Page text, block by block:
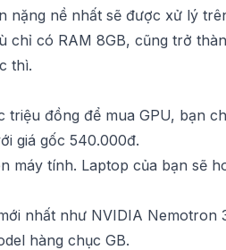
nề nhất sẽ được xử lý
chỉ có RAM 8GB, cũng trở
thì.
triệu đồng để mua GPU, bạn
giá gốc 540.000đ.
máy tính. Laptop của bạn sẽ
nhất như NVIDIA Nemotron
hàng chục GB.